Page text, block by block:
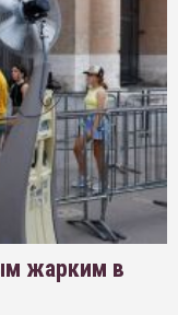
жарким в